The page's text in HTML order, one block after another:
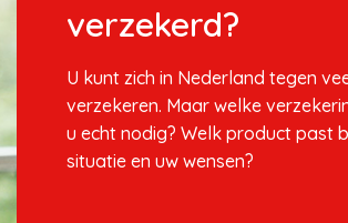
verzekerd?
U kunt zich in Nederland tegen
verzekeren. Maar welke
u echt nodig? Welk product past
situatie en uw wensen?